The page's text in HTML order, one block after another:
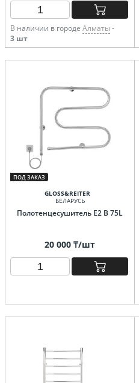
В наличии в городе Алматы -
3 шт
ПОД ЗАКАЗ
GLOSS&REITER
БЕЛАРУСЬ
Полотенцесушитель E2 B 75L
20 000 ₸/шт